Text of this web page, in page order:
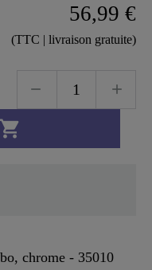
56,99 €
(TTC | livraison gratuite)

chrome - 35010